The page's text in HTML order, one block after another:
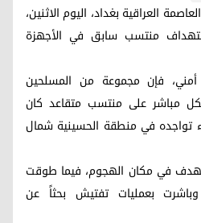
سجلت العاصمة العراقية بغداد، اليوم الاثنين،
منتسب سابق في الأجهزة
فإن مجموعة من المسلحين
مباشر على منتسب متقاعد كان
تواجده في منطقة الحسينية شمال
في مكان الهجوم، فيما طوقت
وباشرت بعمليات تفتيش بحثاً عن